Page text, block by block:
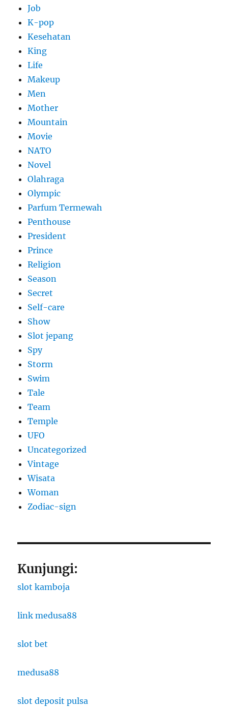
Job
K-pop
Kesehatan
King
Life
Makeup
Men
Mother
Mountain
Movie
NATO
Novel
Olahraga
Olympic
Parfum Termewah
Penthouse
President
Prince
Religion
Season
Secret
Self-care
Show
Slot jepang
Spy
Storm
Swim
Tale
Team
Temple
UFO
Uncategorized
Vintage
Wisata
Woman
Zodiac-sign
Kunjungi:
slot kamboja
link medusa88
slot bet
medusa88
slot deposit pulsa